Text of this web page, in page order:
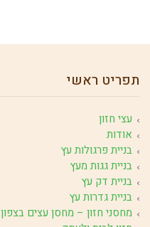
תפריט ראשי
עצי חזון
אודות
בניית פרגולות עץ
בניית גגות מעץ
בניית דק עץ
בניית גדרות עץ
מחסני חזון – מחסן עצים בצפון